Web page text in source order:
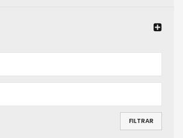
FILTRAR